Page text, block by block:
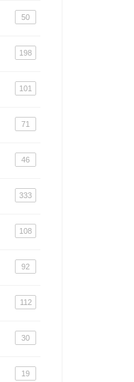
50
198
101
71
46
333
108
92
112
30
19